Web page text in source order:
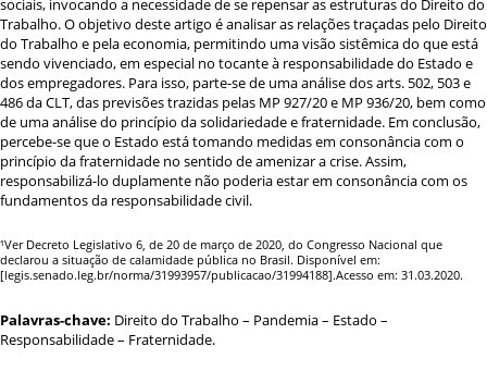
sociais, invocando a necessidade de se repensar as estruturas do Direito do
Trabalho. O objetivo deste artigo é analisar as relações traçadas pelo Direito
do Trabalho e pela economia, permitindo uma visão sistêmica do que está
sendo vivenciado, em especial no tocante à responsabilidade do Estado e
dos empregadores. Para isso, parte-se de uma análise dos arts. 502, 503 e
486 da CLT, das previsões trazidas pelas MP 927/20 e MP 936/20, bem como
de uma análise do princípio da solidariedade e fraternidade. Em conclusão,
percebe-se que o Estado está tomando medidas em consonância com o
princípio da fraternidade no sentido de amenizar a crise. Assim,
responsabilizá-lo duplamente não poderia estar em consonância com os
fundamentos da responsabilidade civil.
¹Ver Decreto Legislativo 6, de 20 de março de 2020, do Congresso Nacional que
declarou a situação de calamidade pública no Brasil. Disponível em:
[legis.senado.leg.br/norma/31993957/publicacao/31994188].Acesso em: 31.03.2020.
Palavras-chave: Direito do Trabalho – Pandemia – Estado –
Responsabilidade – Fraternidade.